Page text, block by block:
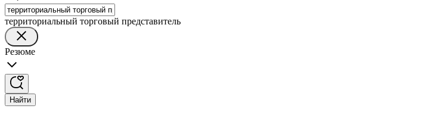
территориальный торговый представитель
Резюме
Найти